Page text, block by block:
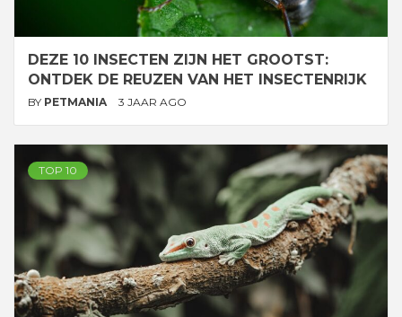
DEZE 10 INSECTEN ZIJN HET GROOTST:
ONTDEK DE REUZEN VAN HET INSECTENRIJK
BY PETMANIA 3 JAAR AGO
TOP 10